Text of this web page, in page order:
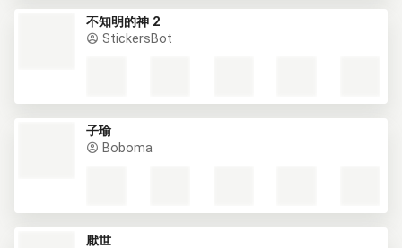
不知明的神 2
StickersBot
子瑜
Boboma
厭世